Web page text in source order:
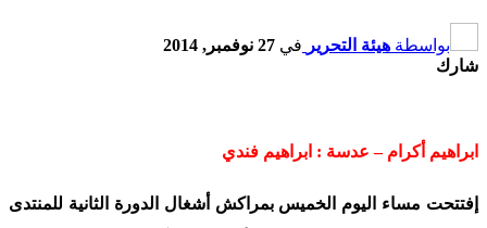
بواسطة هيئة التحرير في 27 نوفمبر, 2014
شارك
ابراهيم أكرام – عدسة : ابراهيم فندي
إفتتحت مساء اليوم الخميس بمراكش أشغال الدورة الثانية للمنتدى